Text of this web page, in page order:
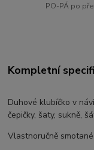
PO-PÁ po
Kompletní
Duhové klubíčko v
čepičky, šaty, sukně,
Vlastnoručně